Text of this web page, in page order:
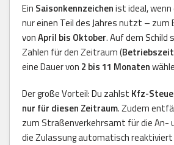
Ein Saisonkennzeichenist ideal, wenn
nur einen Teil des Jahres nutzt – zum
vonApril bis Oktober. Auf dem
Zahlen für den Zeitraum (
eine Dauer von 2 bis 11 Monaten
Der große Vorteil: Du zahlst Kfz-
nur für diesen Zeitraum. Zudem
zum Straßenverkehrsamt für die An-
die Zulassung automatisch reaktiviert